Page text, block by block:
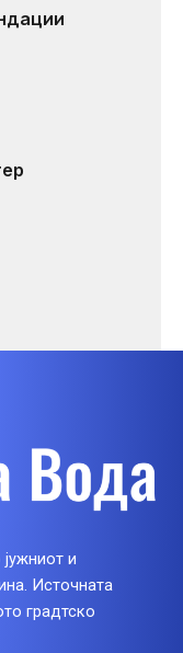
и
Источната
градтско